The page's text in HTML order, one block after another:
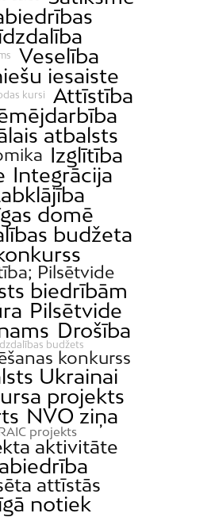
Veselība
iesaiste
kursi
Attīstība
atbalsts
Izglītība
Integrācija
domē
budžeta
Pilsētvide
biedrībām
Pilsētvide
Drošība
budžets
konkurss
Ukrainai
projekts
NVO ziņa
projekts
aktivitāte
attīstās
notiek